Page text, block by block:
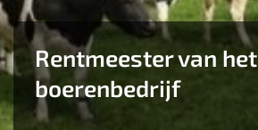
Rentmeester van het
boerenbedrijf